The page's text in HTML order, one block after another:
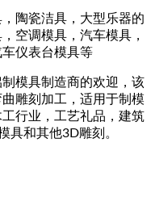
陶瓷洁具，大型乐器的
空调模具，汽车模具，
仪表台模具等
模具制造商的欢迎，该
雕刻加工，适用于制模
行业，工艺礼品，建筑
具和其他3D雕刻。